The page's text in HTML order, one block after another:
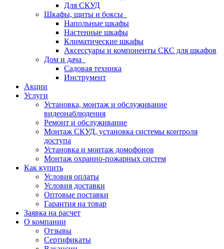
Для СКУД
Шкафы, щиты и боксы
Напольные шкафы
Настенные шкафы
Климатические шкафы
Аксессуары и компоненты СКС для шкафов
Дом и дача
Садовая техника
Инструмент
Акции
Услуги
Установка, монтаж и обслуживание
видеонаблюдения
Ремонт и обслуживание
Монтаж СКУД, установка системы контроля
доступа
Установка и монтаж домофонов
Монтаж охранно-пожарных систем
Как купить
Условия оплаты
Условия доставки
Оптовые поставки
Гарантия на товар
Заявка на расчет
О компании
Отзывы
Сертификаты